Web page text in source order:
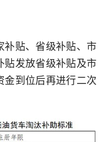
补贴、省级补贴、市
贴发放省级补贴及市
金到位后再进行二次